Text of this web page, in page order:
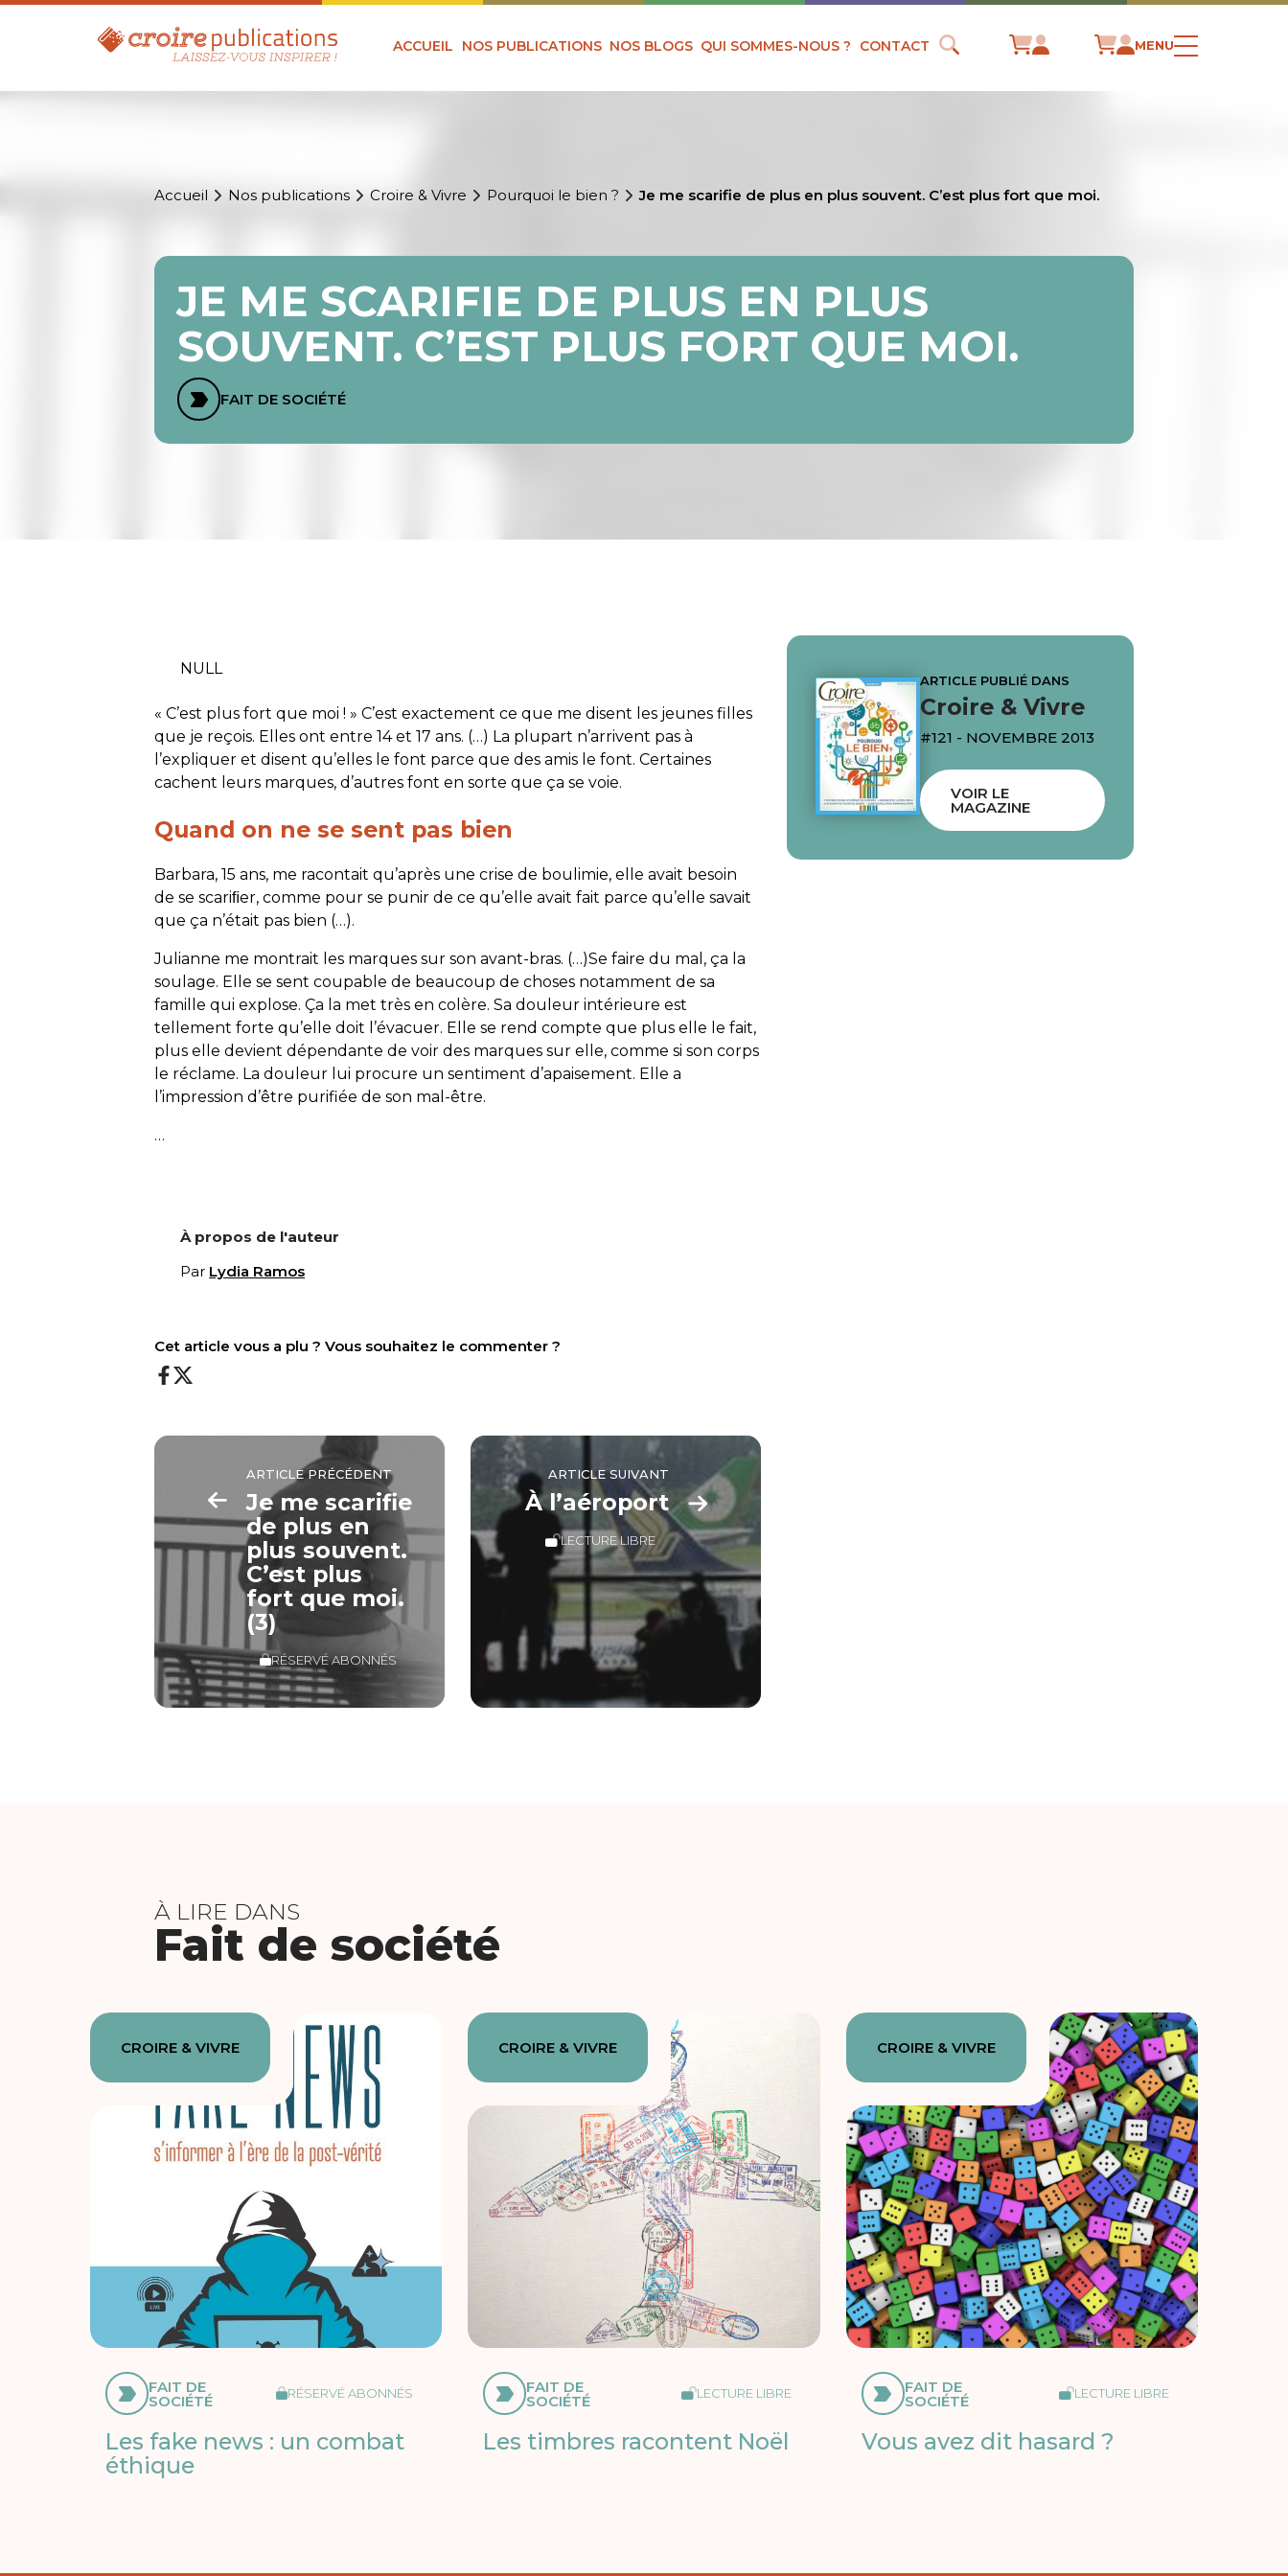
ACCUEIL NOS PUBLICATIONS NOS BLOGS QUI SOMMES-NOUS ? CONTACT MENU
Accueil Nos publications Croire & Vivre Pourquoi le bien ? Je me scarifie de plus en plus souvent. C’est plus fort que moi.
JE ME SCARIFIE DE PLUS EN PLUS
SOUVENT. C’EST PLUS FORT QUE MOI.
FAIT DE SOCIÉTÉ
NULL
« C’est plus fort que moi ! » C’est exactement ce que me disent les jeunes filles
que je reçois. Elles ont entre 14 et 17 ans. (…) La plupart n’arrivent pas à
l’expliquer et disent qu’elles le font parce que des amis le font. Certaines
cachent leurs marques, d’autres font en sorte que ça se voie.
Quand on ne se sent pas bien
Barbara, 15 ans, me racontait qu’après une crise de boulimie, elle avait besoin
de se scariﬁer, comme pour se punir de ce qu’elle avait fait parce qu’elle savait
que ça n’était pas bien (…).
Julianne me montrait les marques sur son avant-bras. (…)Se faire du mal, ça la
soulage. Elle se sent coupable de beaucoup de choses notamment de sa
famille qui explose. Ça la met très en colère. Sa douleur intérieure est
tellement forte qu’elle doit l’évacuer. Elle se rend compte que plus elle le fait,
plus elle devient dépendante de voir des marques sur elle, comme si son corps
le réclame. La douleur lui procure un sentiment d’apaisement. Elle a
l’impression d’être purifiée de son mal-être.
…
À propos de l'auteur
Par Lydia Ramos
Cet article vous a plu ? Vous souhaitez le commenter ?
ARTICLE PRÉCÉDENT
Je me scarifie
de plus en
plus souvent.
C’est plus
fort que moi.
(3)
RÉSERVÉ ABONNÉS
ARTICLE SUIVANT
À l’aéroport
LECTURE LIBRE
ARTICLE PUBLIÉ DANS
Croire & Vivre
#121 - NOVEMBRE 2013
VOIR LE
MAGAZINE
À LIRE DANS
Fait de société
CROIRE & VIVRE
FAIT DE
SOCIÉTÉ RÉSERVÉ ABONNÉS
Les fake news : un combat
éthique
CROIRE & VIVRE
FAIT DE
SOCIÉTÉ LECTURE LIBRE
Les timbres racontent Noël
CROIRE & VIVRE
FAIT DE
SOCIÉTÉ LECTURE LIBRE
Vous avez dit hasard ?